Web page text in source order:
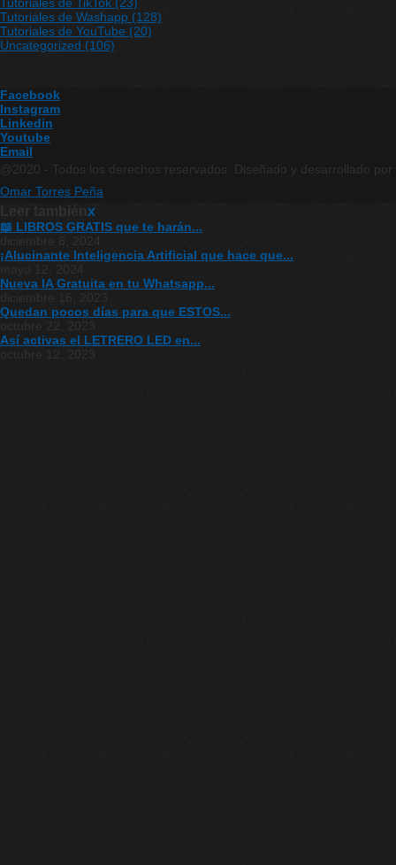
Tutoriales de Washapp (128)
Tutoriales de YouTube (20)
Uncategorized (106)
Facebook
Instagram
Linkedin
Youtube
Email
@2020 - Todos los derechos reservados. Diseñado y desarrollado por
Omar Torres Peña
x
📖 LIBROS GRATIS que te harán...
diciembre 8, 2024
¡Alucinante Inteligencia Artificial que hace que...
Nueva IA Gratuita en tu Whatsapp...
diciembre 16, 2023
Quedan pocos días para que ESTOS...
Así activas el LETRERO LED en...